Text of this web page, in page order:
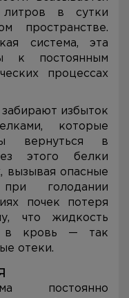
в сутки
пространстве.
система, эта
к постоянным
процессах
избыток
которые
вернуться в
этого белки
вызывая опасные
голодании
почек потеря
что жидкость
в кровь — так
отеки.
постоянно